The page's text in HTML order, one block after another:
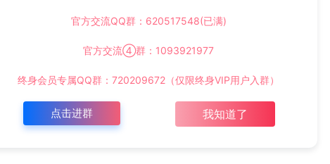
官方交流QQ群：620517548(已满)
官方交流④群：1093921977
终身会员专属QQ群：720209672（仅限终身VIP用户入群）
点击进群 我知道了